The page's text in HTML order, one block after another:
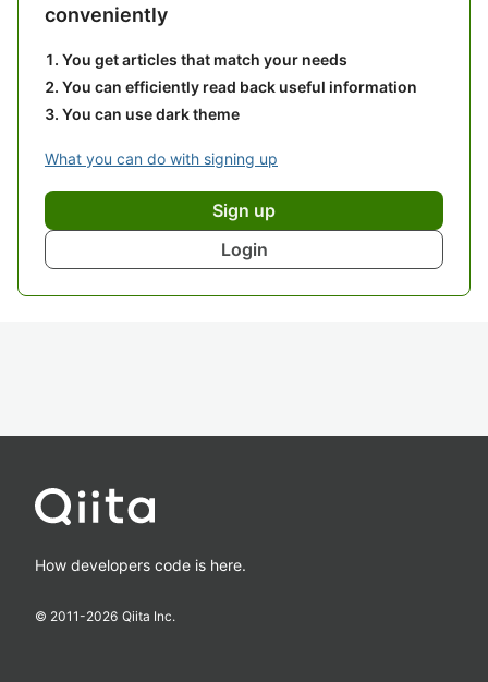
conveniently
You get articles that match your needs
You can efficiently read back useful information
You can use dark theme
What you can do with signing up
Sign up
Login
How developers code is here.
© 2011-2026 Qiita Inc.